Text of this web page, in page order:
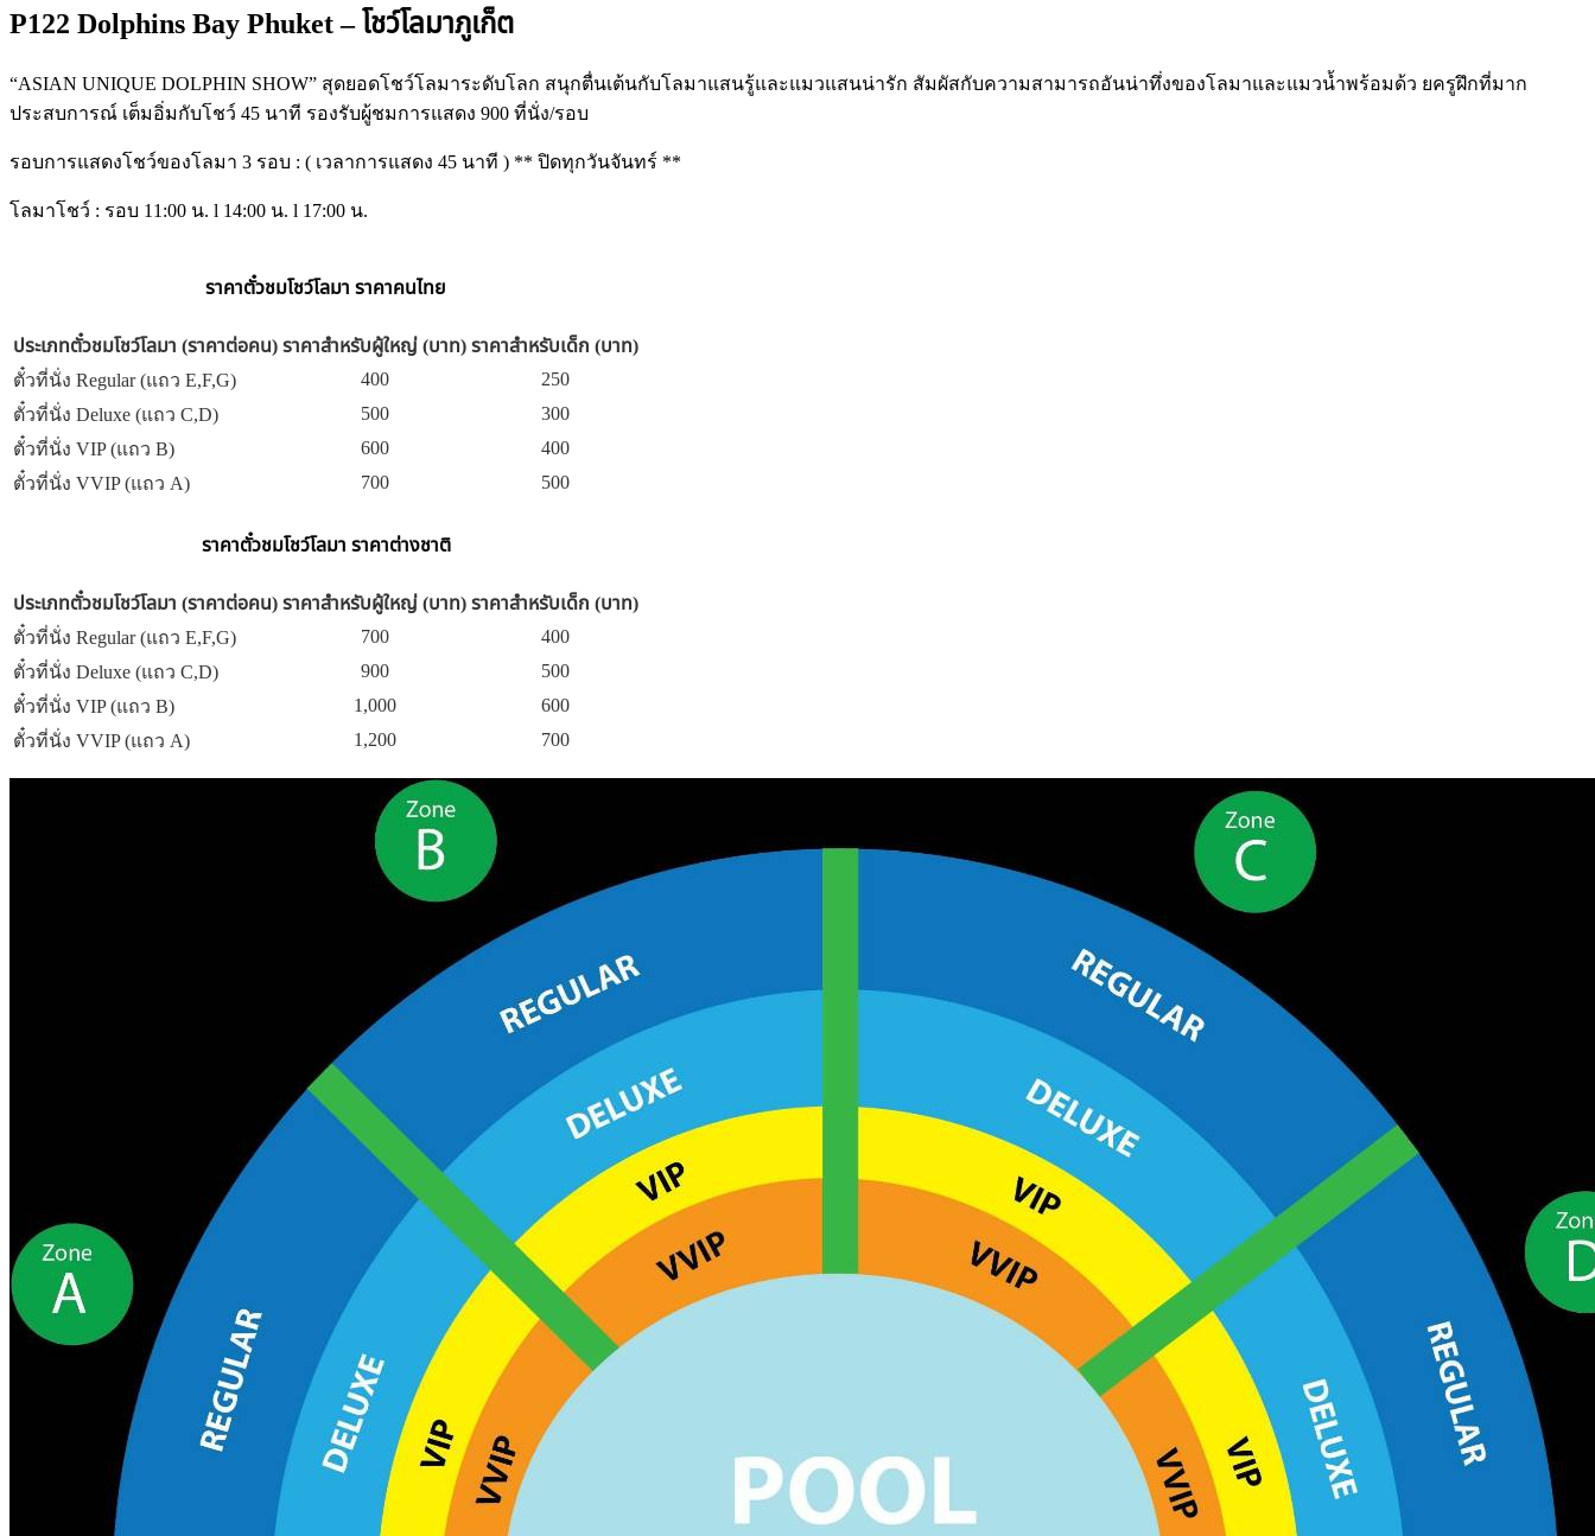
P122 Dolphins Bay Phuket – โชว์โลมาภูเก็ต
“ASIAN UNIQUE DOLPHIN SHOW” สุดยอดโชว์โลมาระดับโลก สนุกตื่นเต้นกับโลมาแสนรู้และแมวแสนน่ารัก สัมผัสกับความสามารถอันน่าทึ่งของโลมาและแมวน้ำพร้อมด้ว ยครูฝึกที่มาก
ประสบการณ์ เต็มอิ่มกับโชว์ 45 นาที รองรับผู้ชมการแสดง 900 ที่นั่ง/รอบ
รอบการแสดงโชว์ของโลมา 3 รอบ : ( เวลาการแสดง 45 นาที ) ** ปิดทุกวันจันทร์ **
โลมาโชว์ : รอบ 11:00 น. l 14:00 น. l 17:00 น.
ราคาตั๋วชมโชว์โลมา ราคาคนไทย
ประเภทตั๋วชมโชว์โลมา (ราคาต่อคน) ราคาสำหรับผู้ใหญ่ (บาท) ราคาสำหรับเด็ก (บาท)
ตั๋วที่นั่ง Regular (แถว E,F,G)
400
250
ตั๋วที่นั่ง Deluxe (แถว C,D)
500
300
ตั๋วที่นั่ง VIP (แถว B)
600
400
ตั๋วที่นั่ง VVIP (แถว A)
700 500
ราคาตั๋วชมโชว์โลมา ราคาต่างชาติ
ประเภทตั๋วชมโชว์โลมา (ราคาต่อคน) ราคาสำหรับผู้ใหญ่ (บาท) ราคาสำหรับเด็ก (บาท)
ตั๋วที่นั่ง Regular (แถว E,F,G)
700
400
ตั๋วที่นั่ง Deluxe (แถว C,D)
900
500
ตั๋วที่นั่ง VIP (แถว B)
1,000
600
ตั๋วที่นั่ง VVIP (แถว A)
1,200 700